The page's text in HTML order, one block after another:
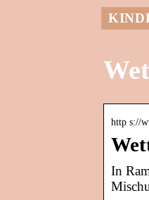
http s://
In